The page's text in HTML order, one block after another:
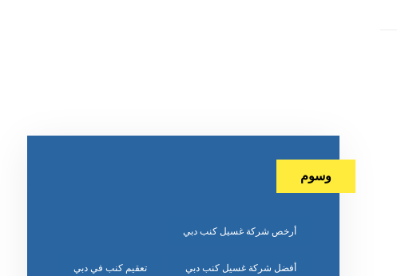
وسوم
أرخص شركة غسيل كنب دبي
أفضل شركة غسيل كنب دبي تعقيم كنب في دبي